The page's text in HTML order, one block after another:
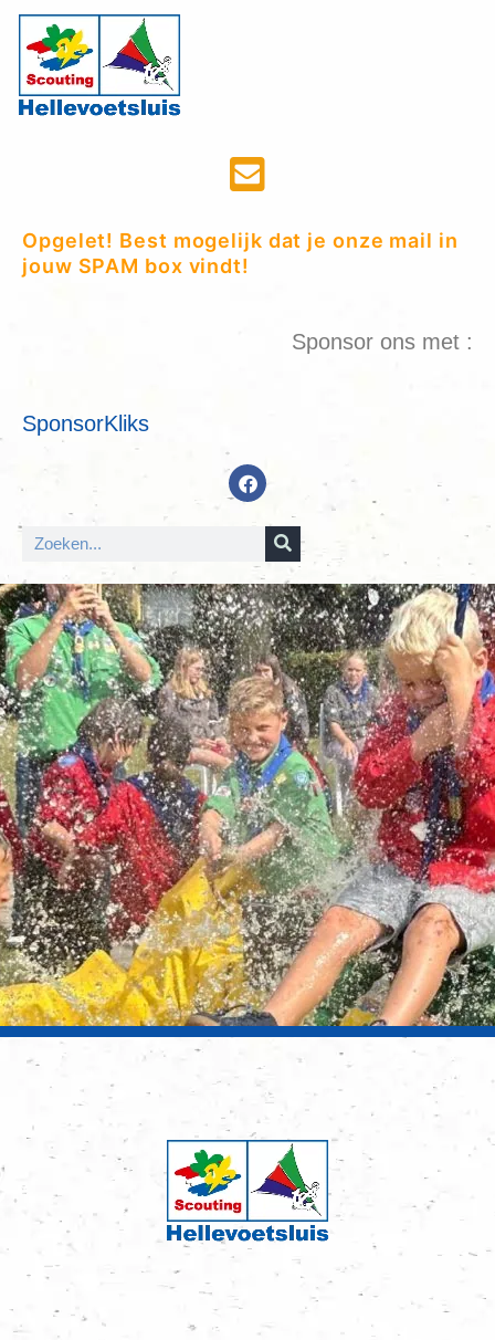
Opgelet! Best mogelijk dat je onze mail in
jouw SPAM box vindt!
Sponsor ons met :
SponsorKliks